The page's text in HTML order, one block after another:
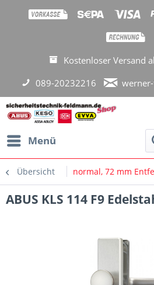
Kostenloser Versand
089-20232216
Menü
Übersicht normal, 72 mm
ABUS KLS 114 F9